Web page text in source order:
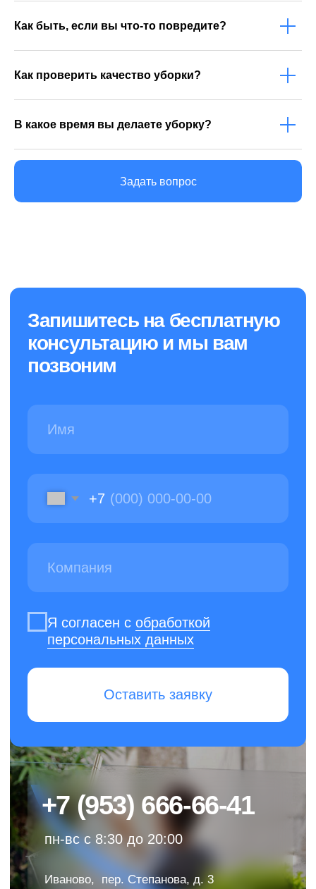
Как быть, если вы что-то повредите?
Как проверить качество уборки?
В какое время вы делаете уборку?
Задать вопрос
пн-вс с 8:30 до 20:00
Иваново, пер. Степанова, д. 3
+7 (953) 666-66-41
Услуги
Никаких роботов — задайте вопрос
и получите быстрый ответ от человека
О нас
Вакансии
Контакты
Уборка офисов
Уборка коммерческих
Уборка территории
Мойка и химчистка
Гардеробное обслуживание
+7 (953) 666-66-41
ivanovo@cleanupcompany.ru
Политика конфиденциальности